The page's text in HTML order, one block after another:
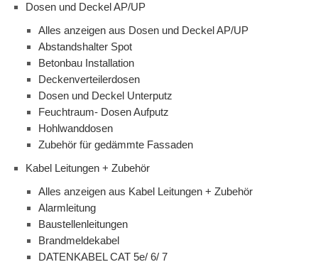
Dosen und Deckel AP/UP
Alles anzeigen aus Dosen und Deckel AP/UP
Abstandshalter Spot
Betonbau Installation
Deckenverteilerdosen
Dosen und Deckel Unterputz
Feuchtraum- Dosen Aufputz
Hohlwanddosen
Zubehör für gedämmte Fassaden
Kabel Leitungen + Zubehör
Alles anzeigen aus Kabel Leitungen + Zubehör
Alarmleitung
Baustellenleitungen
Brandmeldekabel
DATENKABEL CAT 5e/ 6/ 7